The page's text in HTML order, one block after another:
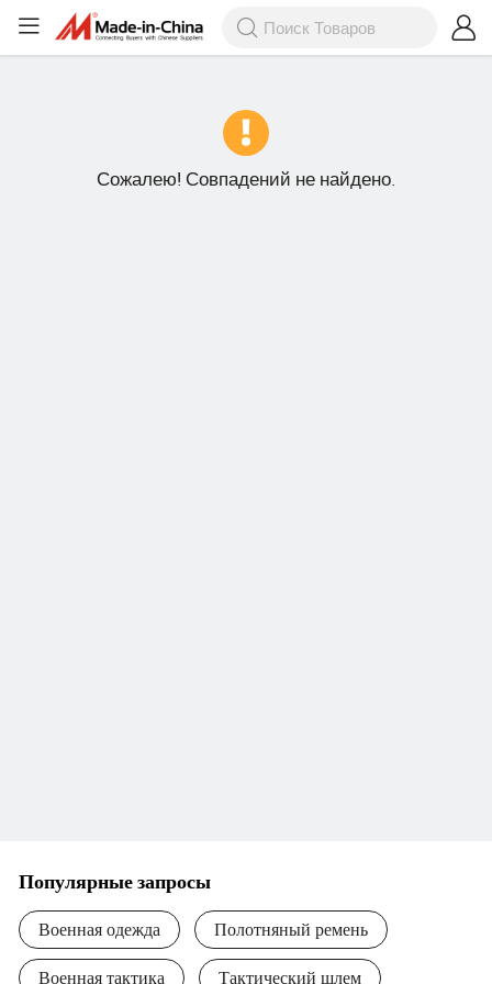
Сожалею! Совпадений не найдено.
Популярные запросы
Военная одежда Полотняный ремень
Военная тактика Тактический шлем